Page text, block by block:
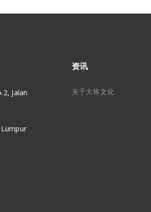
Jalan
资讯
关于大将文化